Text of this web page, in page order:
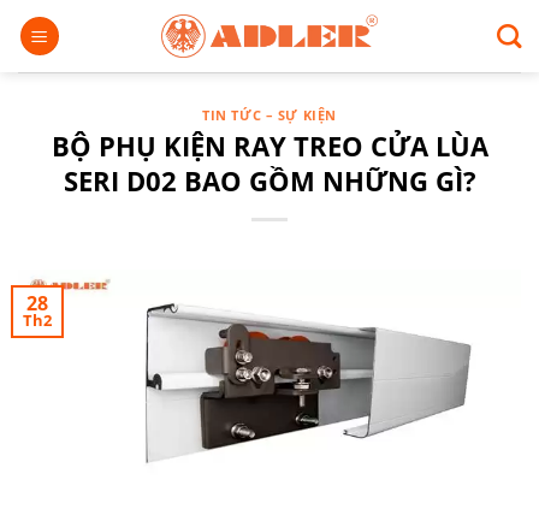
Chuyển
đến
nội
TIN TỨC – SỰ KIỆN
BỘ PHỤ KIỆN RAY TREO CỬA LÙA
SERI D02 BAO GỒM NHỮNG GÌ?
28
Th2